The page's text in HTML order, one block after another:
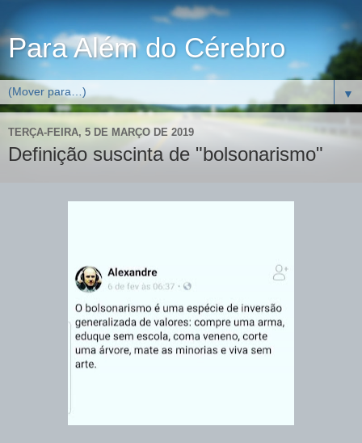
Para Além do Cérebro
▼
TERÇA-FEIRA, 5 DE MARÇO DE 2019
Definição suscinta de "bolsonarismo"